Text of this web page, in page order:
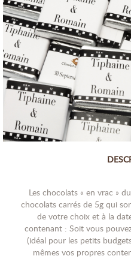
Les chocolats « en vrac »
chocolats carrés de 5g qui
de votre choix et à la
contenant : Soit vous
(idéal pour les petits
mêmes vos propres